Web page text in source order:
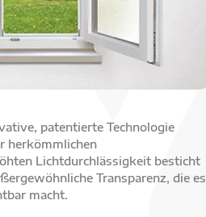
patentierte Technologie
herkömmlichen
Lichtdurchlässigkeit besticht
Transparenz, die es
macht.